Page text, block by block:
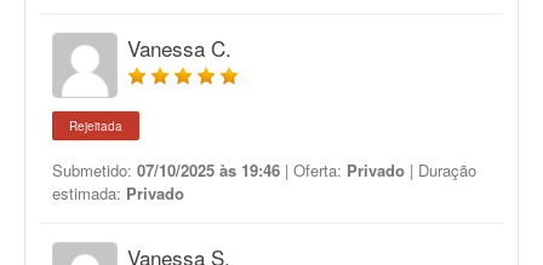
Vanessa C.
Rejeitada
Submetido: 07/10/2025 às 19:46 | Oferta: Privado | Duração
estimada: Privado
Vanessa S.